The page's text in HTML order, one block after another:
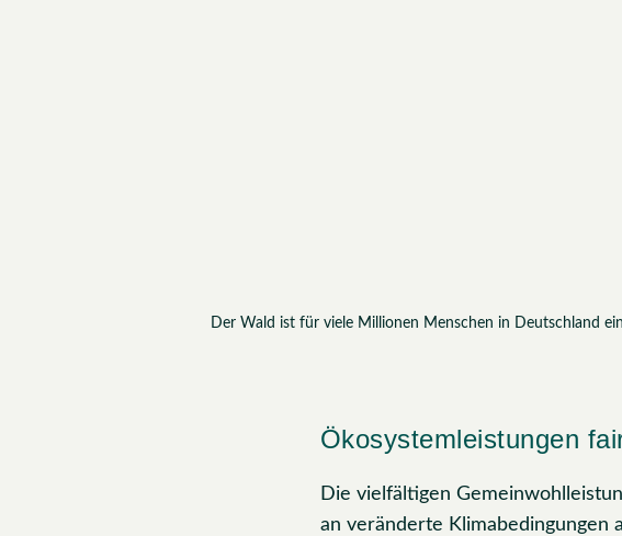
Der Wald ist für viele Millionen Menschen in Deutschland
Ökosystemleistungen
Die vielfältigen
an veränderte Klimabedingungen